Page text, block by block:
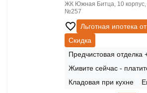
ЖК Южная Битца, 10 корпус,
№257
Льготная ипотека
Скидка
Предчистовая отделка
Живите сейчас -
Кладовая при кухне